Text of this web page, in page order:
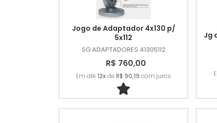
Jogo de Adaptador 4x130 p/
5x112
SG ADAPTADORES 41305112
R$ 760,00
Em até 12xde R$ 90,19 com juros
Jg